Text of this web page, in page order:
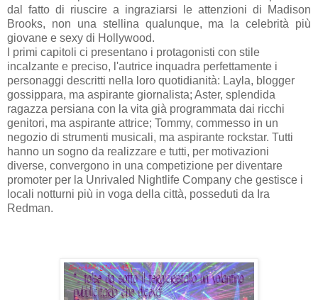
dal fatto di riuscire a ingraziarsi le attenzioni di Madison
Brooks, non una stellina qualunque, ma la celebrità più
giovane e sexy di Hollywood.
I primi capitoli ci presentano i protagonisti con stile
incalzante e preciso, l'autrice inquadra perfettamente i
personaggi descritti nella loro quotidianità: Layla, blogger
gossippara, ma aspirante giornalista; Aster, splendida
ragazza persiana con la vita già programmata dai ricchi
genitori, ma aspirante attrice; Tommy, commesso in un
negozio di strumenti musicali, ma aspirante rockstar. Tutti
hanno un sogno da realizzare e tutti, per motivazioni
diverse, convergono in una competizione per diventare
promoter per la Unrivaled Nightlife Company che gestisce i
locali notturni più in voga della città, posseduti da Ira
Redman.